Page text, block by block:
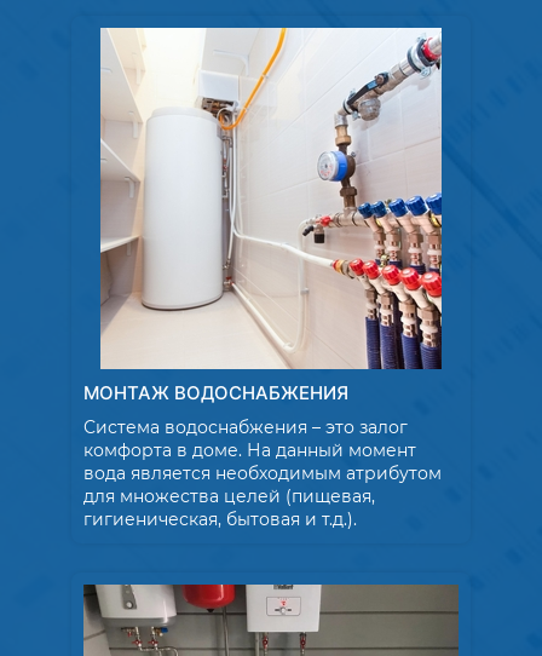
МОНТАЖ ВОДОСНАБЖЕНИЯ
Система водоснабжения – это залог
комфорта в доме. На данный момент
вода является необходимым атрибутом
для множества целей (пищевая,
гигиеническая, бытовая и т.д.).